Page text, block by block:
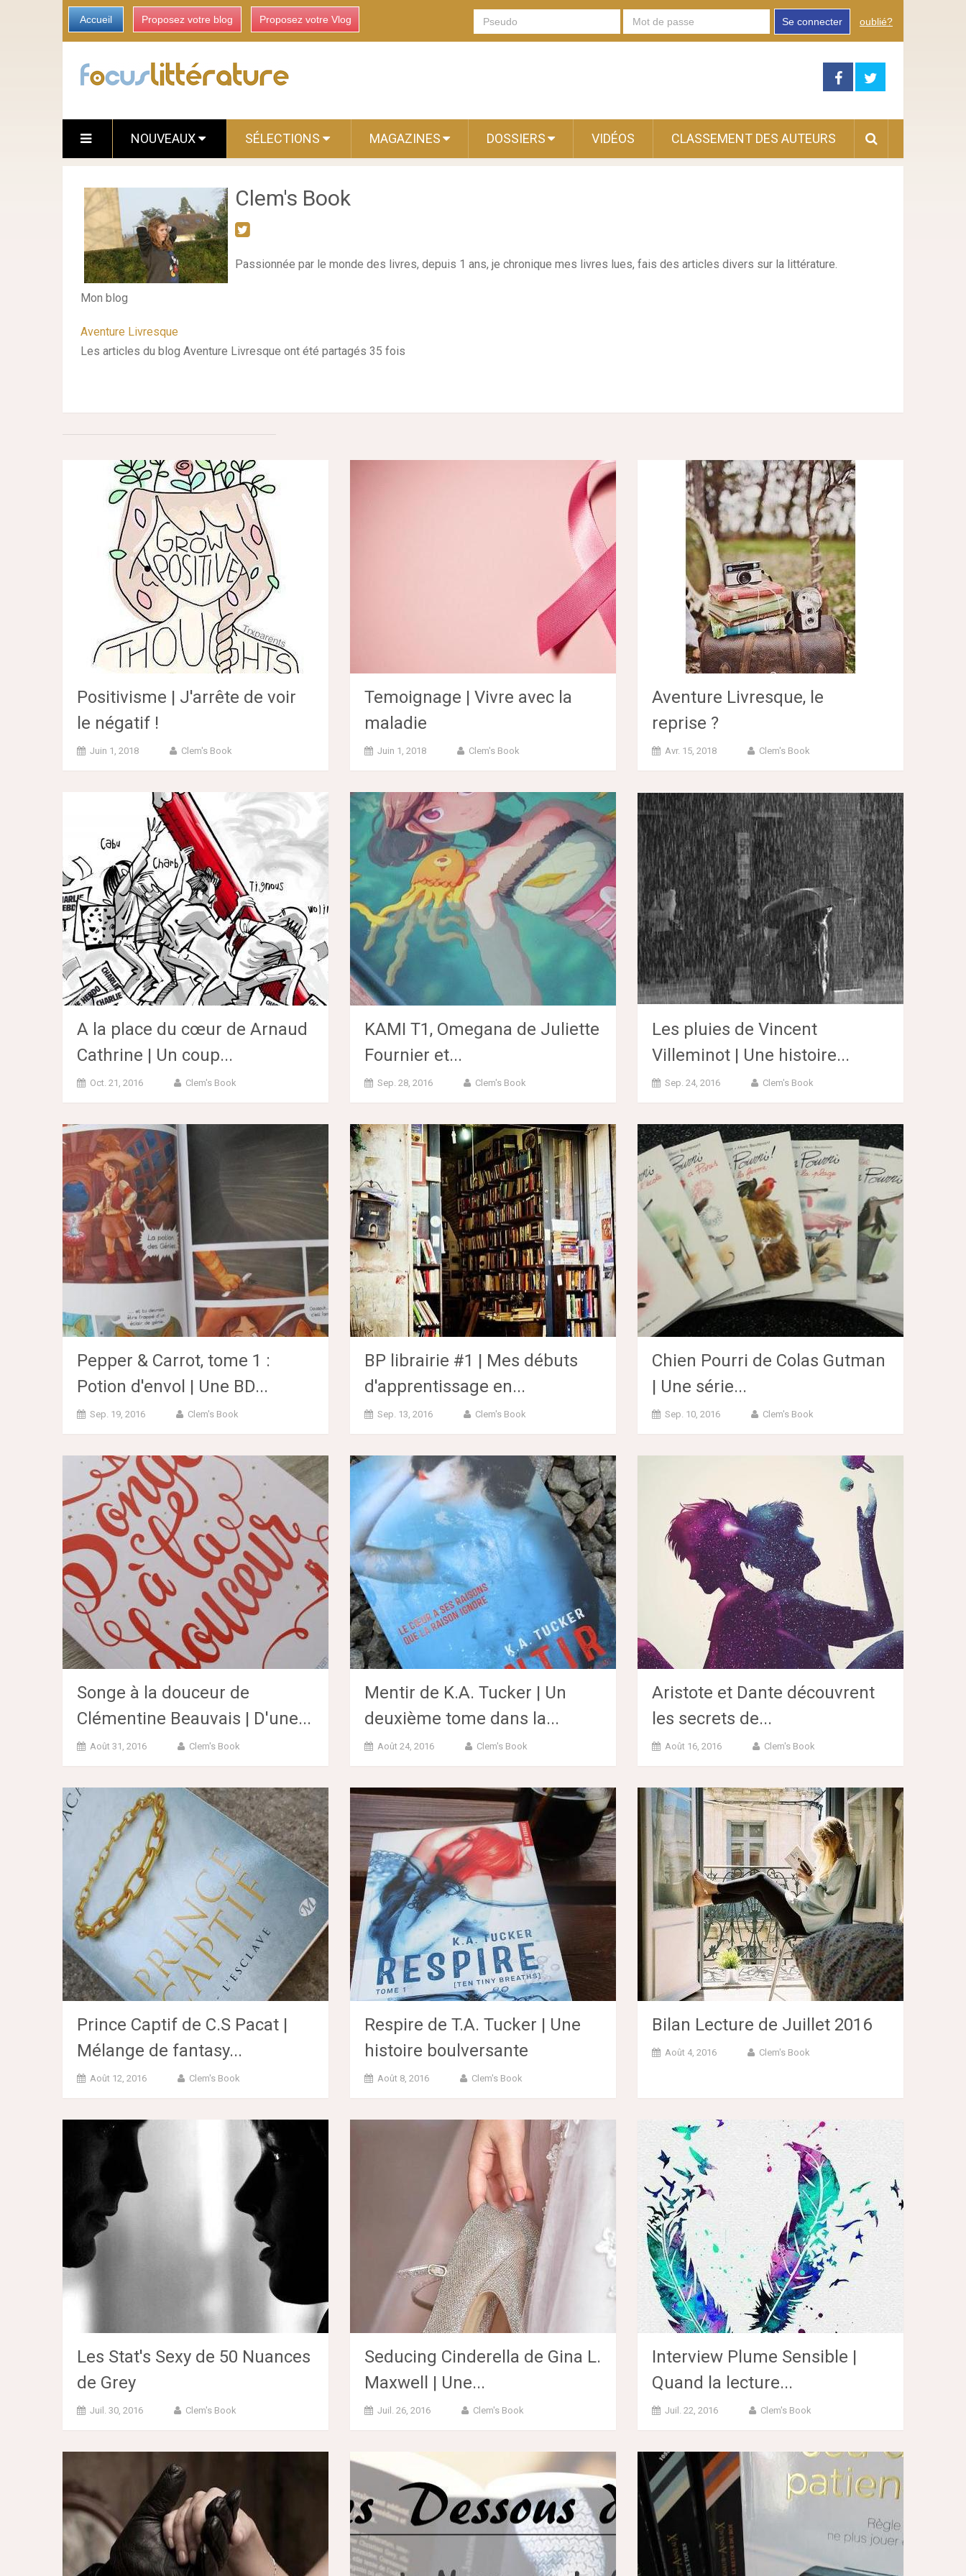
Accueil Proposez votre blog Proposez votre Vlog Se connecter oublié?
NOUVEAUX SÉLECTIONS MAGAZINES DOSSIERS VIDÉOS CLASSEMENT DES AUTEURS
Clem's Book
Passionnée par le monde des livres, depuis 1 ans, je chronique mes livres lues, fais des articles divers sur la littérature.
Mon blog
Aventure Livresque
Les articles du blog Aventure Livresque ont été partagés 35 fois
Positivisme | J'arrête de voir
le négatif !
Juin 1, 2018 Clem's Book
Temoignage | Vivre avec la
maladie
Juin 1, 2018 Clem's Book
Aventure Livresque, le
reprise ?
Avr. 15, 2018 Clem's Book
A la place du cœur de Arnaud
Cathrine | Un coup...
Oct. 21, 2016 Clem's Book
KAMI T1, Omegana de Juliette
Fournier et...
Sep. 28, 2016 Clem's Book
Les pluies de Vincent
Villeminot | Une histoire...
Sep. 24, 2016 Clem's Book
Pepper & Carrot, tome 1 :
Potion d'envol | Une BD...
Sep. 19, 2016 Clem's Book
BP librairie #1 | Mes débuts
d'apprentissage en...
Sep. 13, 2016 Clem's Book
Chien Pourri de Colas Gutman
| Une série...
Sep. 10, 2016 Clem's Book
Songe à la douceur de
Clémentine Beauvais | D'une...
Août 31, 2016 Clem's Book
Mentir de K.A. Tucker | Un
deuxième tome dans la...
Août 24, 2016 Clem's Book
Aristote et Dante découvrent
les secrets de...
Août 16, 2016 Clem's Book
Prince Captif de C.S Pacat |
Mélange de fantasy...
Août 12, 2016 Clem's Book
Respire de T.A. Tucker | Une
histoire boulversante
Août 8, 2016 Clem's Book
Bilan Lecture de Juillet 2016
Août 4, 2016 Clem's Book
Les Stat's Sexy de 50 Nuances
de Grey
Juil. 30, 2016 Clem's Book
Seducing Cinderella de Gina L.
Maxwell | Une...
Juil. 26, 2016 Clem's Book
Interview Plume Sensible |
Quand la lecture...
Juil. 22, 2016 Clem's Book